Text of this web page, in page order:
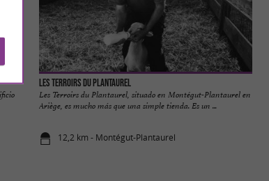
Les Terroirs du Plantaurel
Les Terroirs du Plantaurel, situado en Montégut-Plantaurel en
Ariège, es mucho más que una simple tienda. Es un ...
12,2 km - Montégut-Plantaurel